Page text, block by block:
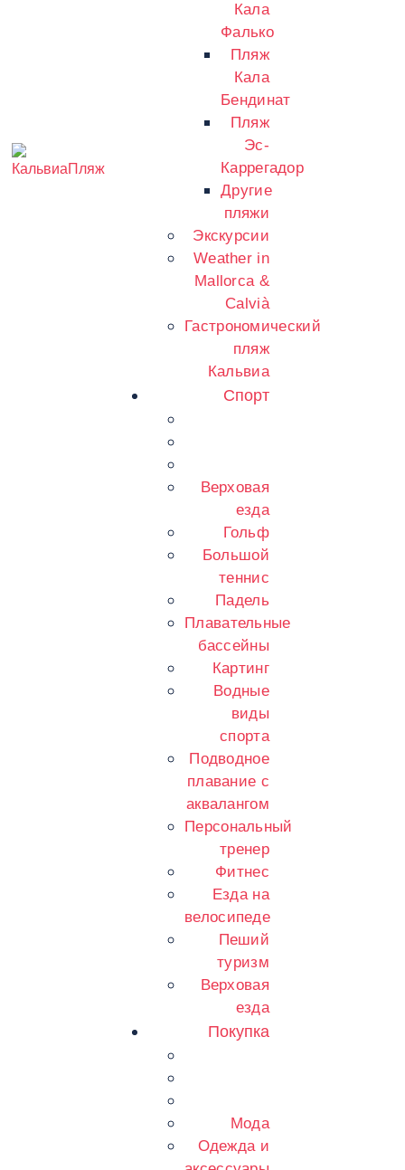
Кала
Фалько
Пляж
Кала
Бендинат
Пляж
Эс-
Каррегадор
Другие
пляжи
Экскурсии
Weather in
Mallorca &
Calvià
Гастрономический
пляж
Кальвиа
Спорт
Верховая
езда
Гольф
Большой
теннис
Падель
Плавательные
бассейны
Картинг
Водные
виды
спорта
Подводное
плавание с
аквалангом
Персональный
тренер
Фитнес
Езда на
велосипеде
Пеший
туризм
Верховая
езда
Покупка
Мода
Одежда и